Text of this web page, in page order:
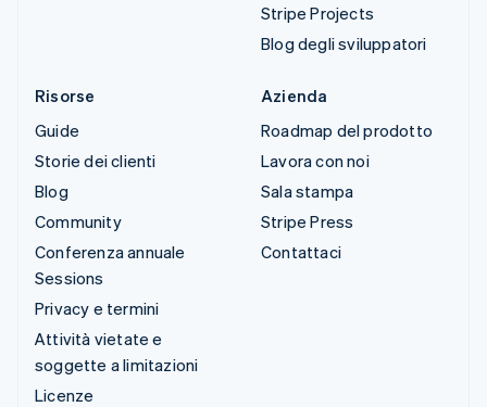
Stripe Projects
Blog degli sviluppatori
Risorse
Guide
Storie dei clienti
Blog
Community
Conferenza annuale
Sessions
Privacy e termini
Attività vietate e
soggette a limitazioni
Licenze
Azienda
Roadmap del prodotto
Lavora con noi
Sala stampa
Stripe Press
Contattaci